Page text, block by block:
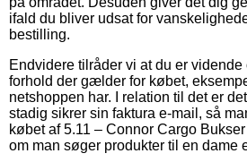
ifald du bliver udsat for
bestilling.
Endvidere tilråder vi at du er
forhold der gælder for købet,
netshoppen har. I relation til det er
stadig sikrer sin faktura e-mail, så
købet af 5.11 – Connor Cargo
om man søger produkter til en dame